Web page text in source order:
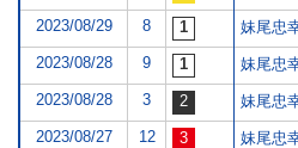
2023/08/29 8 妹尾忠
2023/08/28 9 妹尾忠
2023/08/28 3 妹尾忠
2023/08/27 12 妹尾忠